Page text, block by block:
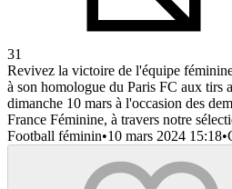
31
Revivez la victoire de l'équipe
à son homologue du Paris FC aux tirs
dimanche 10 mars à l'occasion des
France Féminine, à travers notre
Football féminin•10 mars 2024 15:18•